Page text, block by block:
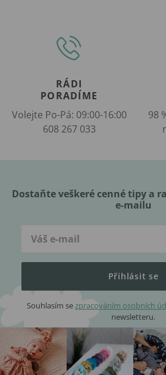
RÁDI
PORADÍME
Volejte Po-Pá: 09:00-16:00
608 267 033
98
Dostaňte veškeré cenné tipy a
e-mailu
Přihlásit se
Souhlasím sezpracováním osobních
newsletteru.